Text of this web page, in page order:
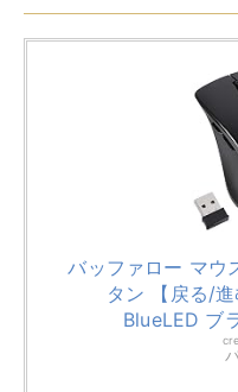
バッファロー マウ
タン 【戻る/
BlueLED ブ